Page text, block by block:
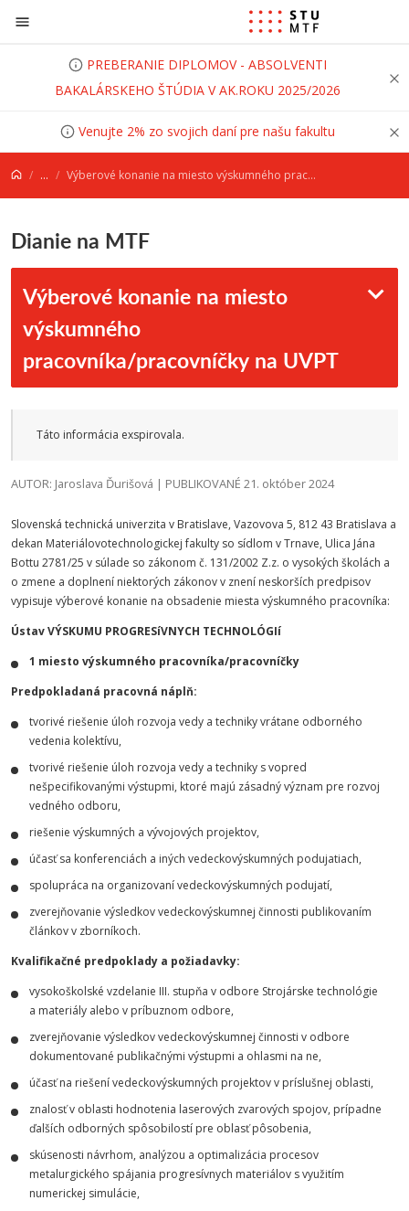
Prejsť na obsah
PREBERANIE DIPLOMOV - ABSOLVENTI
BAKALÁRSKEHO ŠTÚDIA V AK.ROKU 2025/2026
Venujte 2% zo svojich daní pre našu fakultu
... Výberové konanie na miesto výskumného pracovníka/pracovníčky na UVPT
Dianie na MTF
Výberové konanie na miesto
výskumného
pracovníka/pracovníčky na UVPT
Táto informácia exspirovala.
AUTOR: Jaroslava Ďurišová | PUBLIKOVANÉ 21. október 2024
Slovenská technická univerzita v Bratislave, Vazovova 5, 812 43 Bratislava a
dekan Materiálovotechnologickej fakulty so sídlom v Trnave, Ulica Jána
Bottu 2781/25 v súlade so zákonom č. 131/2002 Z.z. o vysokých školách a
o zmene a doplnení niektorých zákonov v znení neskorších predpisov
vypisuje výberové konanie na obsadenie miesta výskumného pracovníka:
Ústav VÝSKUMU PROGRESíVNYCH TECHNOLÓGIí
1 miesto výskumného pracovníka/pracovníčky
Predpokladaná pracovná náplň:
tvorivé riešenie úloh rozvoja vedy a techniky vrátane odborného
vedenia kolektívu,
tvorivé riešenie úloh rozvoja vedy a techniky s vopred
nešpecifikovanými výstupmi, ktoré majú zásadný význam pre rozvoj
vedného odboru,
riešenie výskumných a vývojových projektov,
účasť sa konferenciách a iných vedeckovýskumných podujatiach,
spolupráca na organizovaní vedeckovýskumných podujatí,
zverejňovanie výsledkov vedeckovýskumnej činnosti publikovaním
článkov v zborníkoch.
Kvalifikačné predpoklady a požiadavky:
vysokoškolské vzdelanie III. stupňa v odbore Strojárske technológie
a materiály alebo v príbuznom odbore,
zverejňovanie výsledkov vedeckovýskumnej činnosti v odbore
dokumentované publikačnými výstupmi a ohlasmi na ne,
účasť na riešení vedeckovýskumných projektov v príslušnej oblasti,
znalosť v oblasti hodnotenia laserových zvarových spojov, prípadne
ďalších odborných spôsobilostí pre oblasť pôsobenia,
skúsenosti návrhom, analýzou a optimalizácia procesov
metalurgického spájania progresívnych materiálov s využitím
numerickej simulácie,